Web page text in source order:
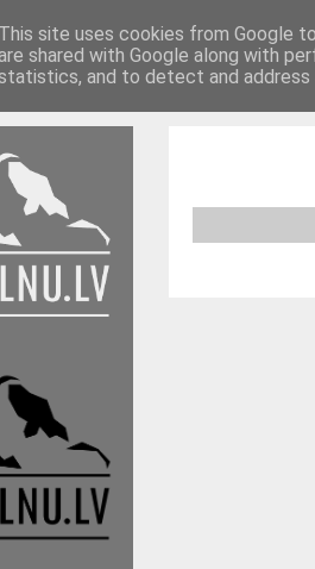
Braucieni 16./17. Ieteikumi
This site uses cookies from Google
shared with Google along with
and to detect and address